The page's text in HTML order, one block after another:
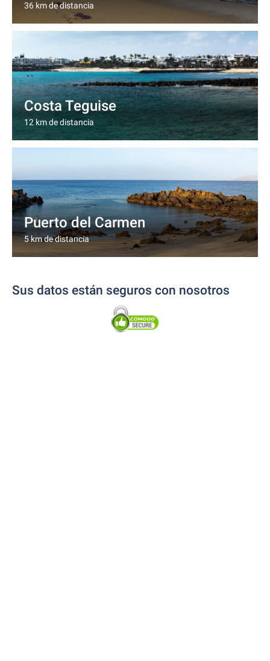
36 km de distancia
Costa Teguise
12 km de distancia
Puerto del Carmen
5 km de distancia
Sus datos están seguros con nosotros